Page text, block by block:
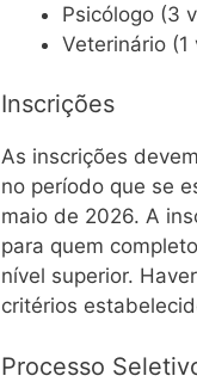
Psicólogo (3
Veterinário (1
Inscrições
As inscrições
no período que se
maio de 2026. A
para quem
nível superior.
critérios
Processo